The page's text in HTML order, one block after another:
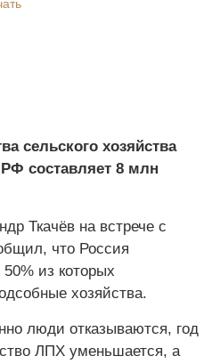
сельского хозяйства
составляет 8 млн
Ткачёв на встрече с
что Россия
из которых
хозяйства.
люди отказываются, год
ЛПХ уменьшается, а